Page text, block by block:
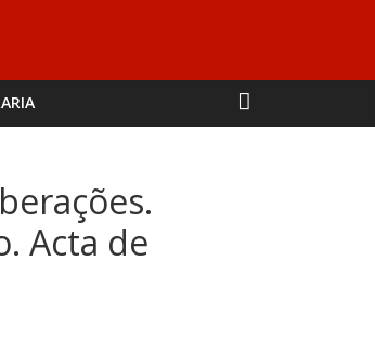
Acta de